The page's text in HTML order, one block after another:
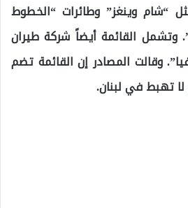
“شام وينغز” وطائرات “الخطوط
وتشمل القائمة أيضاً شركة طيران
وقالت المصادر إن القائمة تضم
تهبط في لبنان.